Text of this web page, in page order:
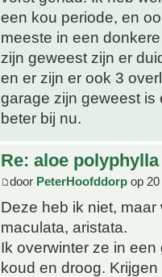
een kou periode, en
meeste in een
zijn geweest zijn er
en er zijn er ook 3
garage zijn geweest
beter bij nu.
Re: aloe polyphylla
door PeterHoofddorp op
Deze heb ik niet,
maculata, aristata.
Ik overwinter ze in
koud en droog.